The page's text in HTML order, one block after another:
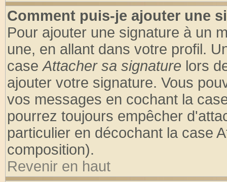
Comment puis-je ajouter une
Pour ajouter une signature à un
une, en allant dans votre profil.
caseAttacher sa signature lors
ajouter votre signature. Vous
vos messages en cochant la
pourrez toujours empêcher
particulier en décochant la case
composition).
Revenir en haut